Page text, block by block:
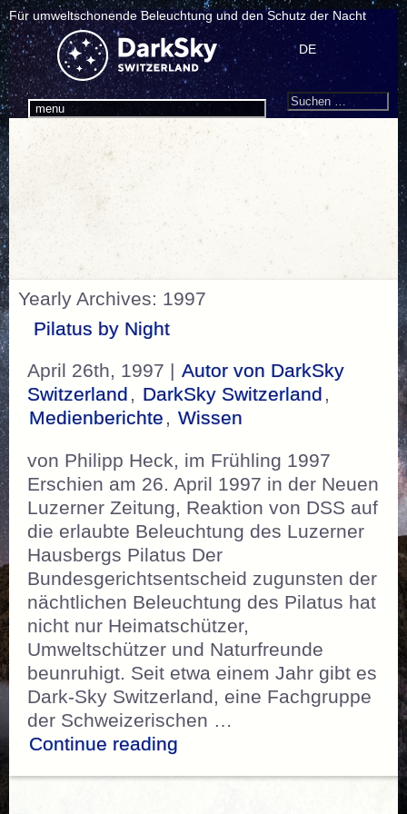
Für umweltschonende Beleuchtung und den Schutz der Nacht
menu
DE
Search
Suchen
Yearly Archives: 1997
Pilatus by Night
April 26th, 1997 | Autor von DarkSky
Switzerland , DarkSky Switzerland ,
Medienberichte , Wissen
von Philipp Heck, im Frühling 1997
Erschien am 26. April 1997 in der Neuen
Luzerner Zeitung, Reaktion von DSS auf
die erlaubte Beleuchtung des Luzerner
Hausbergs Pilatus Der
Bundesgerichtsentscheid zugunsten der
nächtlichen Beleuchtung des Pilatus hat
nicht nur Heimatschützer,
Umweltschützer und Naturfreunde
beunruhigt. Seit etwa einem Jahr gibt es
Dark-Sky Switzerland, eine Fachgruppe
der Schweizerischen …
Continue reading